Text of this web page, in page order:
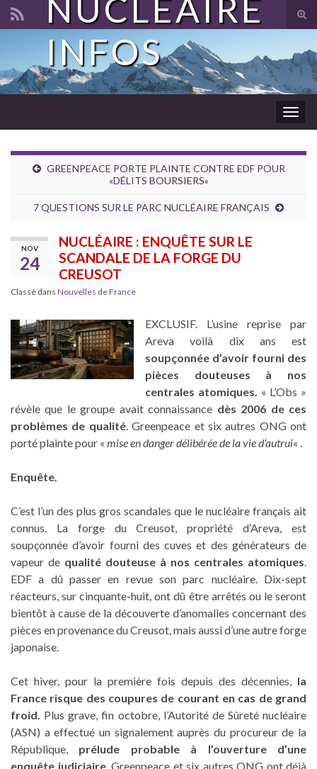
Search for:
NUCLÉAIRE
INFOS
GREENPEACE PORTE PLAINTE CONTRE EDF POUR
«DÉLITS BOURSIERS»
7 QUESTIONS SUR LE PARC NUCLÉAIRE FRANÇAIS
NOV
24
NUCLÉAIRE : ENQUÊTE SUR LE
SCANDALE DE LA FORGE DU
CREUSOT
Classé dans Nouvelles de France
EXCLUSIF. L’usine reprise par
Areva voilà dix ans est
soupçonnée d’avoir fourni des
pièces douteuses à nos
centrales atomiques. « L’Obs »
révèle que le groupe avait connaissance dès 2006 de ces
problèmes de qualité. Greenpeace et six autres ONG ont
porté plainte pour « mise en danger délibérée de la vie d’autrui« .
Enquête.
C’est l’un des plus gros scandales que le nucléaire français ait
connus. La forge du Creusot, propriété d’Areva, est
soupçonnée d’avoir fourni des cuves et des générateurs de
vapeur de qualité douteuse à nos centrales atomiques.
EDF a dû passer en revue son parc nucléaire. Dix-sept
réacteurs, sur cinquante-huit, ont dû être arrêtés ou le seront
bientôt à cause de la découverte d’anomalies concernant des
pièces en provenance du Creusot, mais aussi d’une autre forge
japonaise.
Cet hiver, pour la première fois depuis des décennies, la
France risque des coupures de courant en cas de grand
froid. Plus grave, fin octobre, l’Autorité de Sûreté nucléaire
(ASN) a effectué un signalement auprès du procureur de la
République, prélude probable à l’ouverture d’une
enquête judiciaire. Greenpeace et six autres ONG ont déjà